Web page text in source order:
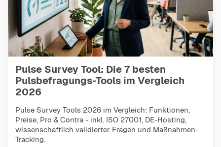
Pulse Survey Tool: Die 7 besten
Pulsbefragungs-Tools im Vergleich
2026
Pulse Survey Tools 2026 im Vergleich: Funktionen,
Preise, Pro & Contra - inkl. ISO 27001, DE-Hosting,
wissenschaftlich validierter Fragen und Maßnahmen-
Tracking.